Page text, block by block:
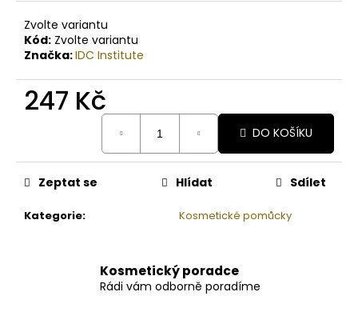
Zvolte variantu
Kód: Zvolte variantu
Značka:IDC Institute
247 Kč
DO KOŠÍKU
Kategorie: Kosmetické pomůcky
Zeptat se Hlídat Sdílet
Kosmetický poradce
Rádi vám odborně poradíme